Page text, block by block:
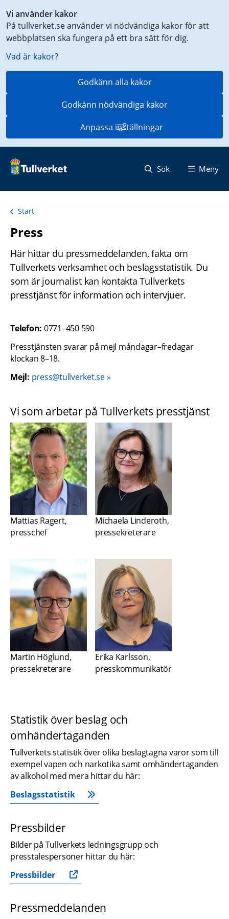
Vi använder kakor
På tullverket.se använder vi nödvändiga kakor för att
webbplatsen ska fungera på ett bra sätt för dig.
Vad är kakor?
Godkänn alla kakor
Godkänn nödvändiga kakor
Anpassa inställningar
till
innehåll
på
aktuell
Sök Meny
Start
Press
Här hittar du pressmeddelanden, fakta om
Tullverkets verksamhet och beslagsstatistik. Du
som är journalist kan kontakta Tullverkets
presstjänst för information och intervjuer.
Telefon: 0771–450 590
Presstjänsten svarar på mejl måndagar–fredagar
klockan 8–18.
Mejl: press@tullverket.se
Vi som arbetar på Tullverkets presstjänst
Mattias Ragert,
presschef
Michaela Linderoth,
pressekreterare
Martin Höglund,
pressekreterare
Erika Karlsson,
presskommunikatör
Statistik över beslag och
omhändertaganden
Tullverkets statistik över olika beslagtagna varor som till
exempel vapen och narkotika samt omhändertaganden
av alkohol med mera hittar du här:
Beslagsstatistik
Pressbilder
Bilder på Tullverkets ledningsgrupp och
presstalespersoner hittar du här:
Pressbilder
Pressmeddelanden